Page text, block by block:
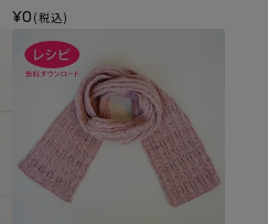
フラー（レシピ）
¥0 (税込)